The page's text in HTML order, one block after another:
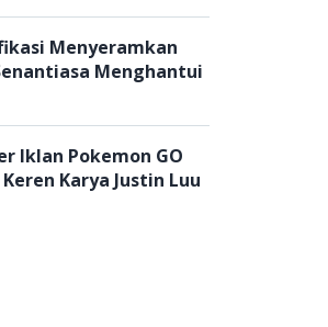
Menyeramkan
Menghantui
Iklan Pokemon GO
Karya Justin Luu